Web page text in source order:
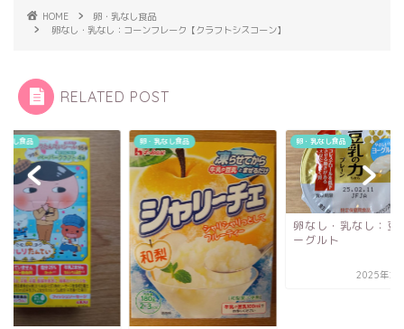
HOME
卵・乳なし食品
卵なし・乳なし：コーンフレーク【クラフトシスコーン】
RELATED POST
なし食品 卵・乳なし食品 卵・乳なし食品
卵なし・乳なし：豆
ーグルト
2025年2